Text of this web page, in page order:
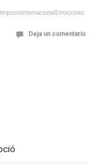
Deja un comentario